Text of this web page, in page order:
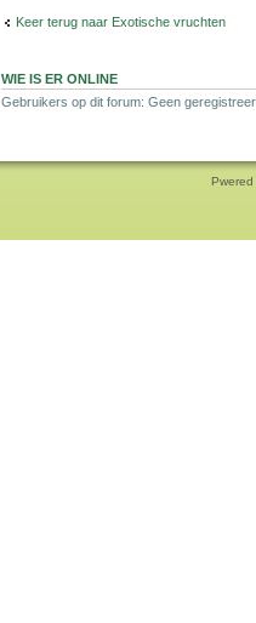
Keer terug naar Exotische vruchten
WIE IS ER ONLINE
Gebruikers op dit forum: Geen